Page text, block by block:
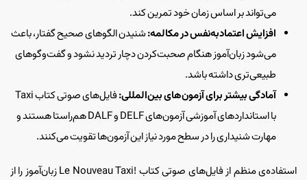
می‌تواند بر اساس زمان خود تمرین کند.
افزایش اعتمادبه‌نفس در مکالمه:شنیدن الگوهای صحیح گفتار، باعث
می‌شود زبان‌آموز هنگام صحبت‌کردن دچار تردید نشود و گفت‌وگوهای
طبیعی‌تری داشته باشد.
آمادگی بیشتر برای آزمون‌های بین‌المللی:
فایل‌های صوتی کتاب Taxi
با استانداردهای آموزشی آزمون‌های DELF و DALF هم‌راستا هستند و
مهارت شنیداری را در سطح مورد نیاز این آزمون‌ها تقویت می‌کنند.
استفاده‌ی منظم از فایل‌های صوتی کتاب !Le Nouveau Taxi زبان‌آموز را از